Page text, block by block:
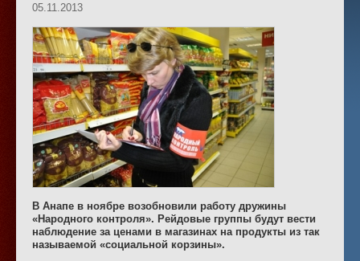
05.11.2013
В Анапе в ноябре возобновили работу дружины
«Народного контроля». Рейдовые группы будут вести
наблюдение за ценами в магазинах на продукты из так
называемой «социальной корзины».